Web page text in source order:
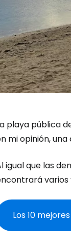
playa pública
mi opinión,
igual que las
varios
Los 10